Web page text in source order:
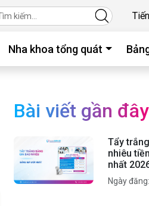
Nha khoa tổng quát
Bài viết gần đây
Tẩy
nhiêu
nhất
Ngày